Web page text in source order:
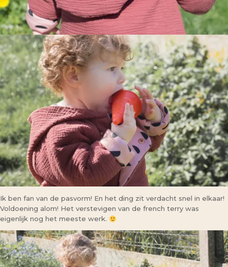
Ik ben fan van de pasvorm! En het ding zit verdacht snel in elkaar!
Voldoening alom! Het verstevigen van de french terry was
eigenlijk nog het meeste werk.